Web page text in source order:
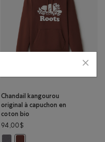
CRÉPUSCULE Couleur
Chandail kangourou
original à capuchon en
coton bio
94,00$